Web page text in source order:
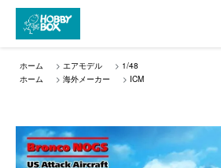
ホーム > エアモデル > 1/48
ホーム
> 海外メーカー > ICM